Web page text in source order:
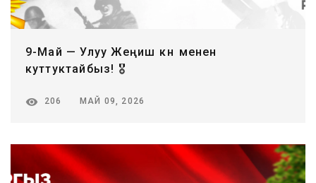
9-Май — Улуу Жеңиш күнү менен
куттуктайбыз! 🎖️
206 МАЙ 09, 2026